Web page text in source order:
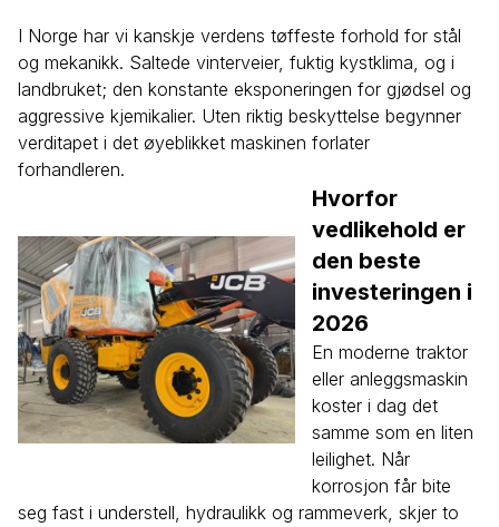
I Norge har vi kanskje verdens tøffeste forhold for stål
og mekanikk. Saltede vinterveier, fuktig kystklima, og i
landbruket; den konstante eksponeringen for gjødsel og
aggressive kjemikalier. Uten riktig beskyttelse begynner
verditapet i det øyeblikket maskinen forlater
forhandleren.
Hvorfor
vedlikehold er
den beste
investeringen i
2026
En moderne traktor
eller anleggsmaskin
koster i dag det
samme som en liten
leilighet. Når
korrosjon får bite
seg fast i understell, hydraulikk og rammeverk, skjer to